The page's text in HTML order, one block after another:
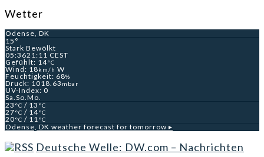
Wetter
Odense, DK
15°
Stark Bewölkt
05:3621:11 CEST
Gefühlt: 14°C
Wind: 18km/h W
Feuchtigkeit: 68%
Druck: 1018.63 mbar
UV-Index: 0
Sa.So.Mo.
23 °C / 13 °C
27°C / 14°C
20°C / 11°C
Odense, DK weather forecast for tomorrow ▸
Deutsche Welle: DW.com – Nachrichten